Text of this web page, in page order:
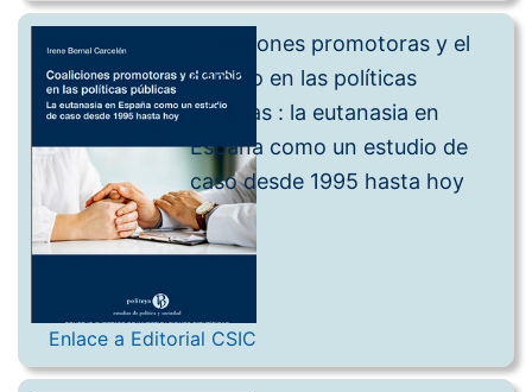
Coaliciones promotoras y el
cambio en las políticas
públicas : la eutanasia en
España como un estudio de
caso desde 1995 hasta hoy
Enlace a Editorial CSIC